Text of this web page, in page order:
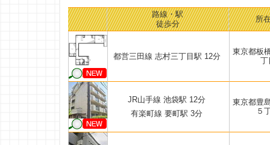
路線・駅
徒歩分
所
都営三田線 志村三丁目駅 12分
東京都板
丁
JR山手線 池袋駅 12分
有楽町線 要町駅 3分
東京都豊
５